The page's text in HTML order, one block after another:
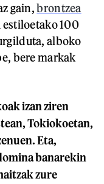
gain,brontzea
100
alboko
bere markak
izan ziren
Tokiokoetan,
Eta,
banarekin
zure